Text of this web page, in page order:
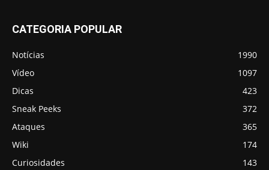
CATEGORIA POPULAR
Notícias
1990
Vídeo
1097
Dicas
423
Sneak Peeks
372
Ataques
365
Wiki
174
Curiosidades
143